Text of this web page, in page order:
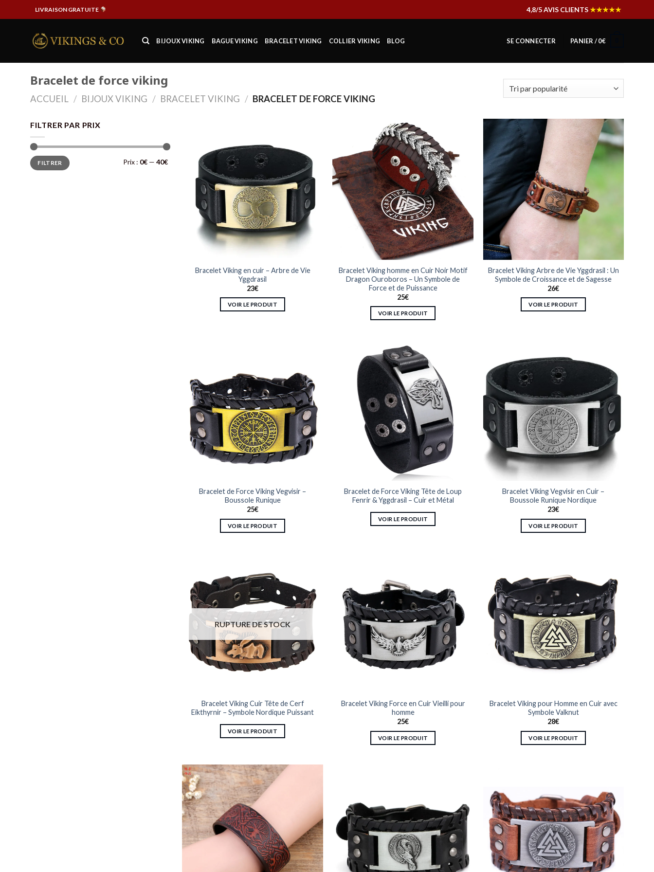
au
LIVRAISON GRATUITE 4,8/5 AVIS CLIENTS★★★★★
BIJOUX VIKING BAGUE VIKING BRACELET VIKING COLLIER VIKING BLOG SE CONNECTER PANIER /0€
Bracelet de force viking
ACCUEIL / BIJOUX VIKING / BRACELET VIKING / BRACELET DE FORCE VIKING
FILTRER PAR PRIX
Prix
min
Prix
maxFILTRER Prix : 0€— 40€
Bracelet Viking en cuir – Arbre de Vie
Yggdrasil
23€
VOIR LE PRODUIT
Les
options
peuvent
être
choisies
sur
la
page
du
Bracelet Viking homme en Cuir Noir Motif
Dragon Ouroboros – Un Symbole de
Force et de Puissance
25€
VOIR LE PRODUIT
a
plusieurs
variations.
Les
options
peuvent
être
choisies
sur
page
du
Bracelet Viking Arbre de Vie Yggdrasil : Un
Symbole de Croissance et de Sagesse
26€
VOIR LE PRODUIT
variations.
Les
options
peuvent
être
choisies
sur
la
page
du
produit
Bracelet de Force Viking Vegvisir –
Boussole Runique
25€
VOIR LE PRODUIT
plusieurs
variations.
Les
options
être
choisies
sur
la
page
Bracelet de Force Viking Tête de Loup
Fenrir & Yggdrasil – Cuir et Métal
VOIR LE PRODUIT
Bracelet Viking Vegvisir en Cuir –
Boussole Runique Nordique
23€
VOIR LE PRODUIT
variations.
Les
options
peuvent
être
choisies
sur
la
page
RUPTURE DE STOCK
Bracelet Viking Cuir Tête de Cerf
Eikthyrnir – Symbole Nordique Puissant
VOIR LE PRODUIT
Bracelet Viking Force en Cuir Vieilli pour
homme
25€
VOIR LE PRODUIT
Les
options
peuvent
être
choisies
sur
Bracelet Viking pour Homme en Cuir avec
Symbole Valknut
28€
VOIR LE PRODUIT
variations.
Les
options
peuvent
être
choisies
sur